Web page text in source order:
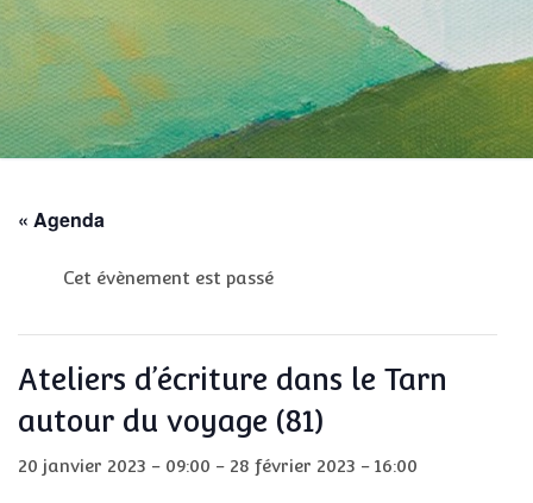
« Agenda
Cet évènement est passé
Ateliers d’écriture dans le Tarn
autour du voyage (81)
20 janvier 2023 - 09:00 - 28 février 2023 - 16:00